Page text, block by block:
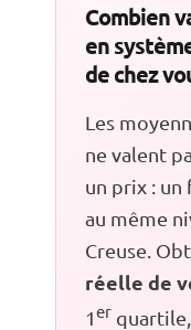
Combien
en
de chez
Les
ne valent
un prix : un
au même
Creuse.
réelle de
1er